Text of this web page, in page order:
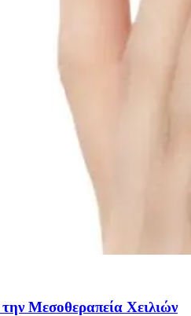
Μεσοθεραπεία Χειλιών